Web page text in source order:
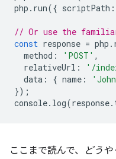
php . run({ scriptPath :
// Or use the familiar
const response = php .
method : 'POST' ,
relativeUrl : '/
data : { name :
});
console. log(response.
ここまで読んで、 どう